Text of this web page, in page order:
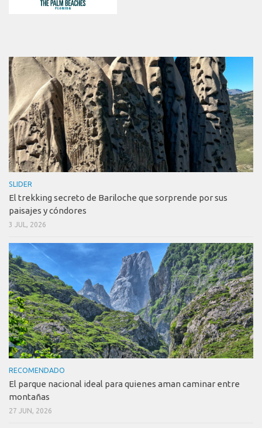
SLIDER
El trekking secreto de Bariloche que sorprende por sus
paisajes y cóndores
3 JUL, 2026
RECOMENDADO
El parque nacional ideal para quienes aman caminar entre
montañas
27 JUN, 2026